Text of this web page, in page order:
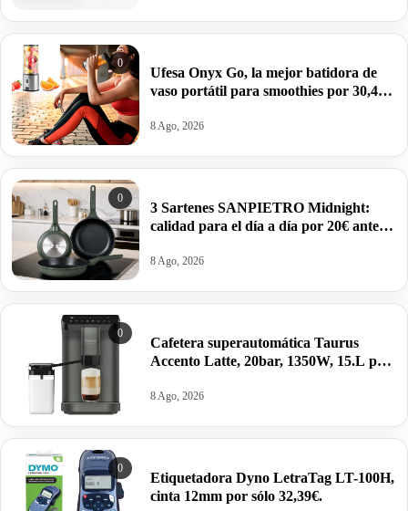
0
Ufesa Onyx Go, la mejor batidora de
vaso portátil para smoothies por 30,41€
8 Ago, 2026
0
3 Sartenes SANPIETRO Midnight:
calidad para el día a día por 20€ antes
8 Ago, 2026
0
Cafetera superautomática Taurus
Accento Latte, 20bar, 1350W, 15.L por
8 Ago, 2026
0
Etiquetadora Dyno LetraTag LT-100H,
cinta 12mm por sólo 32,39€.